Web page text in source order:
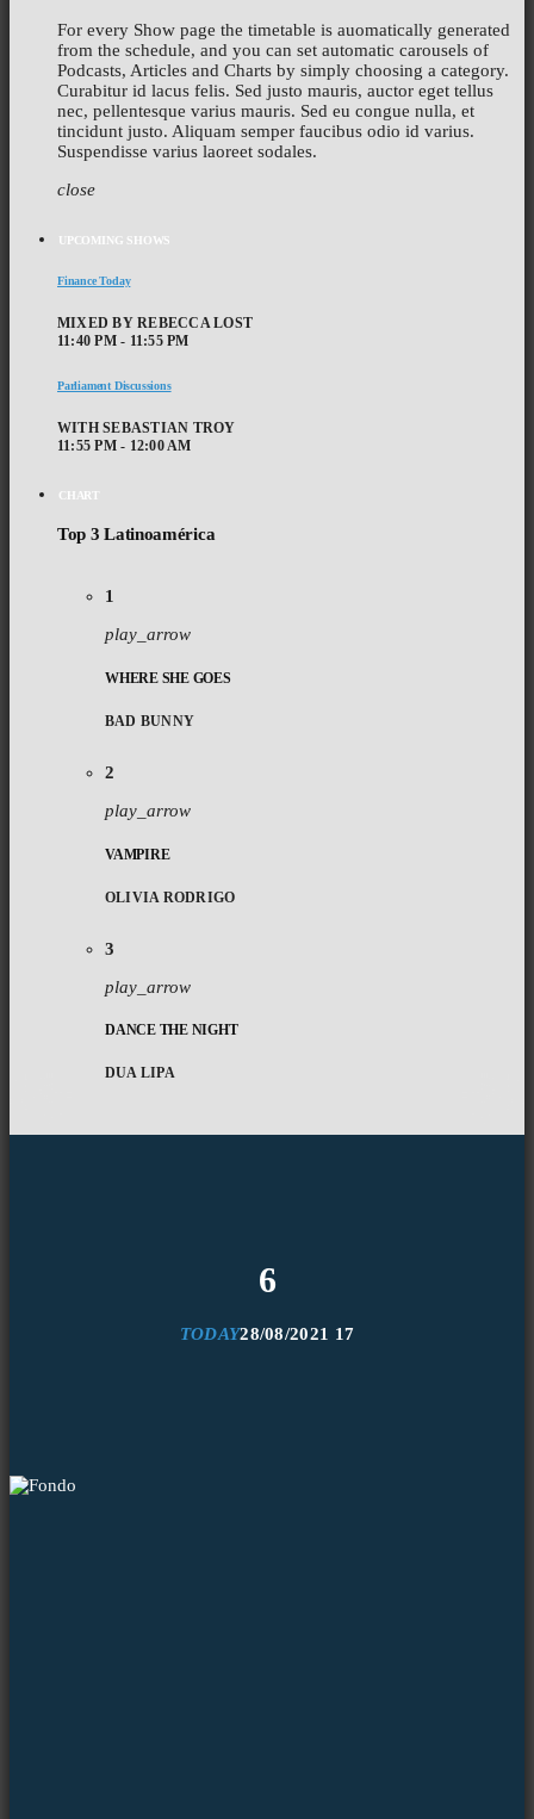
For every Show page the timetable is auomatically generated
from the schedule, and you can set automatic carousels of
Podcasts, Articles and Charts by simply choosing a category.
Curabitur id lacus felis. Sed justo mauris, auctor eget tellus
nec, pellentesque varius mauris. Sed eu congue nulla, et
tincidunt justo. Aliquam semper faucibus odio id varius.
Suspendisse varius laoreet sodales.
close
UPCOMING SHOWS
Finance Today
MIXED BY REBECCA LOST
11:40 PM - 11:55 PM
Parliament Discussions
WITH SEBASTIAN TROY
11:55 PM - 12:00 AM
CHART
Top 3 Latinoamérica
1
play_arrow
WHERE SHE GOES
BAD BUNNY
2
play_arrow
VAMPIRE
OLIVIA RODRIGO
3
play_arrow
DANCE THE NIGHT
DUA LIPA
6
TODAY28/08/2021 17